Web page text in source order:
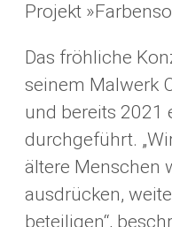
Projekt
Das fröhliche
seinem Malwerk
und bereits 2021
durchgeführt.
ältere Menschen
ausdrücken,
beteiligen“,